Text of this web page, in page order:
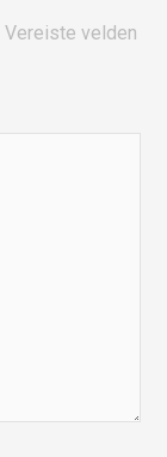
Vereiste velden